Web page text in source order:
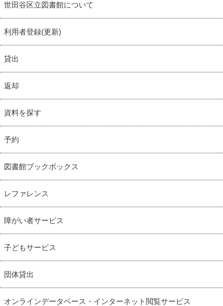
世田谷区立図書館について
利用者登録(更新)
貸出
返却
資料を探す
予約
図書館ブックボックス
レファレンス
障がい者サービス
子どもサービス
団体貸出
オンラインデータベース・インターネット閲覧サービス